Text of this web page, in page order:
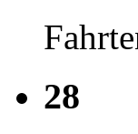
28